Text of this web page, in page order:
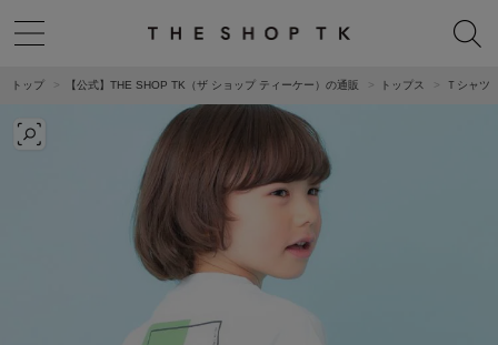
トップ 【公式】THE SHOP TK（ザ ショップ ティーケー）の通販 トップス Ｔシャツ